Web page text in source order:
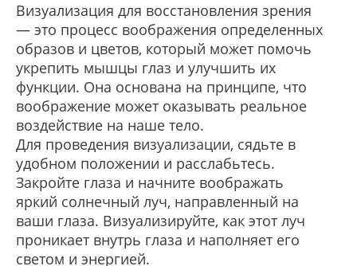
Визуализация для восстановления зрения
— это процесс воображения определенных
образов и цветов, который может помочь
укрепить мышцы глаз и улучшить их
функции. Она основана на принципе, что
воображение может оказывать реальное
воздействие на наше тело.
Для проведения визуализации, сядьте в
удобном положении и расслабьтесь.
Закройте глаза и начните воображать
яркий солнечный луч, направленный на
ваши глаза. Визуализируйте, как этот луч
проникает внутрь глаза и наполняет его
светом и энергией.